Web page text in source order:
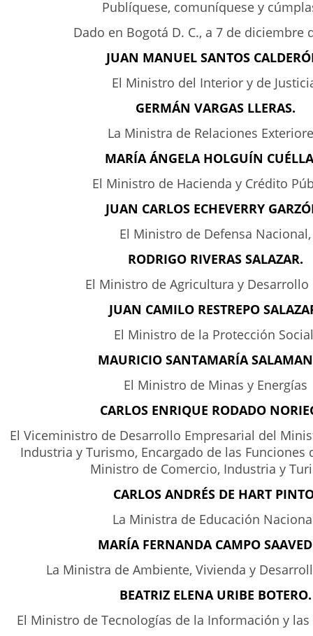
Publíquese, comuníquese y
Dado en Bogotá D. C., a 7 de diciembre
JUAN MANUEL SANTOS
El Ministro del Interior y de
GERMÁN VARGAS LLERAS.
La Ministra de Relaciones
MARÍA ÁNGELA HOLGUÍN
El Ministro de Hacienda y Crédito
JUAN CARLOS ECHEVERRY
El Ministro de Defensa Nacional,
RODRIGO RIVERAS SALAZAR.
El Ministro de Agricultura y Desarrollo
JUAN CAMILO RESTREPO
El Ministro de la Protección
MAURICIO SANTAMARÍA
El Ministro de Minas y Energías
CARLOS ENRIQUE RODADO
El Viceministro de Desarrollo Empresarial del
Industria y Turismo, Encargado de las Funciones
Ministro de Comercio, Industria y
CARLOS ANDRÉS DE HART
La Ministra de Educación
MARÍA FERNANDA CAMPO
La Ministra de Ambiente, Vivienda y
BEATRIZ ELENA URIBE BOTERO.
El Ministro de Tecnologías de la Información y